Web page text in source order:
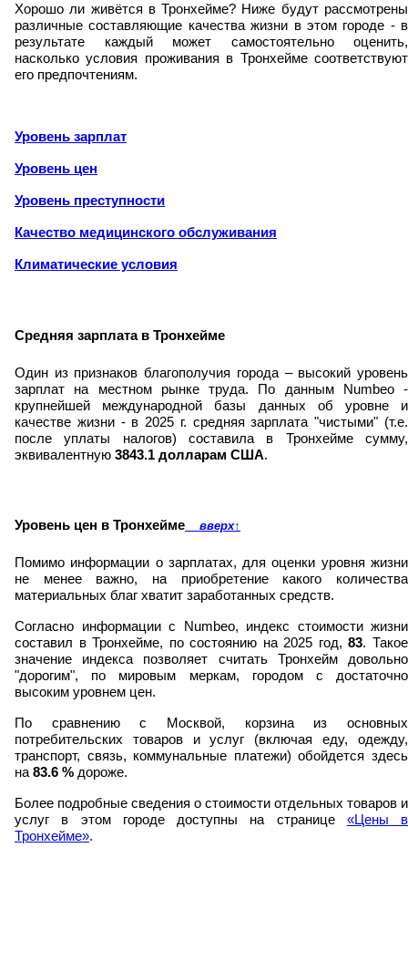
Хорошо ли живётся в Тронхейме? Ниже будут рассмотрены
различные составляющие качества жизни в этом городе - в
результате каждый может самостоятельно оценить,
насколько условия проживания в Тронхейме соответствуют
его предпочтениям.
Уровень зарплат
Уровень цен
Уровень преступности
Качество медицинского обслуживания
Климатические условия
Средняя зарплата в Тронхейме
Один из признаков благополучия города – высокий уровень
зарплат на местном рынке труда. По данным Numbeo -
крупнейшей международной базы данных об уровне и
качестве жизни - в 2025 г. средняя зарплата "чистыми" (т.е.
после уплаты налогов) составила в Тронхейме сумму,
эквивалентную 3843.1 долларам США.
Уровень цен в Тронхейме вверх↑
Помимо информации о зарплатах, для оценки уровня жизни
не менее важно, на приобретение какого количества
материальных благ хватит заработанных средств.
Согласно информации с Numbeo, индекс стоимости жизни
составил в Тронхейме, по состоянию на 2025 год,83. Такое
значение индекса позволяет считать Тронхейм довольно
"дорогим", по мировым меркам, городом с достаточно
высоким уровнем цен.
По сравнению с Москвой, корзина из основных
потребительских товаров и услуг (включая еду, одежду,
транспорт, связь, коммунальные платежи) обойдется здесь
на83.6 % дороже.
Более подробные сведения о стоимости отдельных товаров и
услуг в этом городе доступны на странице «Цены в
Тронхейме».